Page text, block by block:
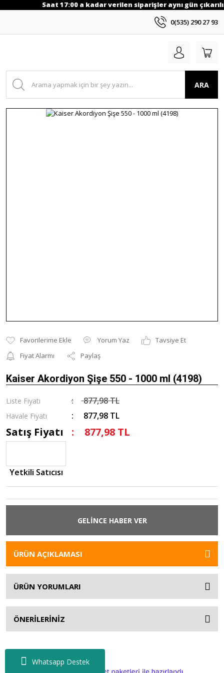
Saat 17:00 a kadar verilen siparişler aynı gün
Whatsapp Destek
0(535) 290 27 93
ARA
Yorum Yaz
Tavsiye Et
Fiyat Alarmı
Paylaş
Kaiser Akordiyon Şişe 550 - 1000 ml (4198)
Liste Fiyatı 877,98 TL
Havale Fiyatı 877,98 TL
Satış Fiyatı 877,98 TL
Yetkili Satıcısı
GELİNCE HABER VER
ÜRÜN AÇIKLAMASI
ÜRÜN YORUMLARI
ÖNERİLERİNİZ